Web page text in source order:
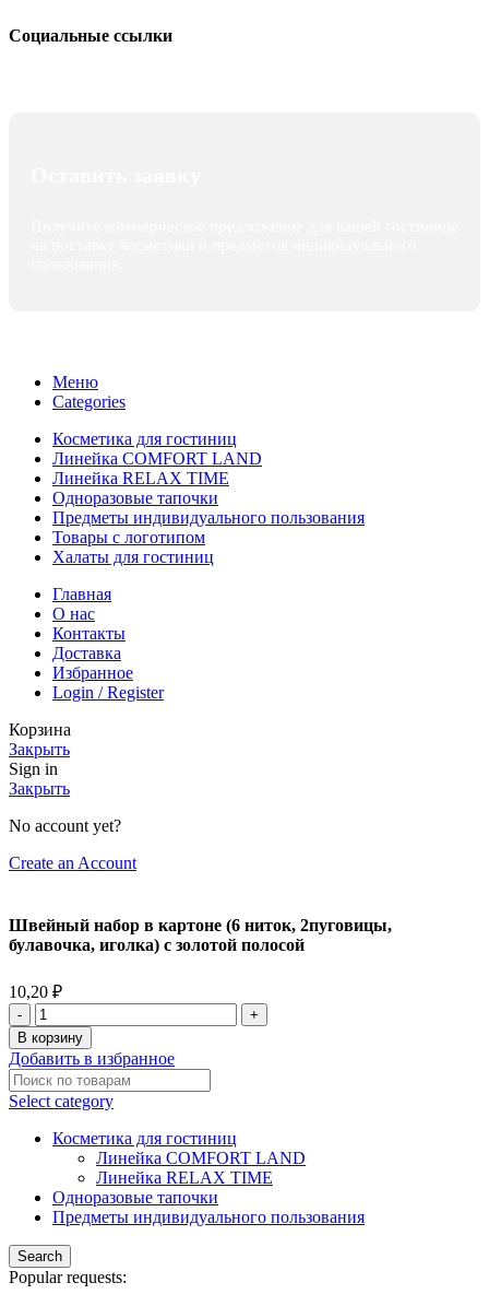
Социальные ссылки
Меню
Categories
Косметика для гостиниц
Линейка COMFORT LAND
Линейка RELAX TIME
Одноразовые тапочки
Предметы индивидуального пользования
Товары с логотипом
Халаты для гостиниц
Главная
О нас
Контакты
Доставка
Избранное
Login / Register
Корзина
Закрыть
Sign in
Закрыть
No account yet?
Create an Account
Швейный набор в картоне (6 ниток, 2пуговицы,
булавочка, иголка) с золотой полосой
10,20 ₽
В корзину
Добавить в избранное
Select category
Косметика для гостиниц
Линейка COMFORT LAND
Линейка RELAX TIME
Одноразовые тапочки
Предметы индивидуального пользования
Search
Popular requests: